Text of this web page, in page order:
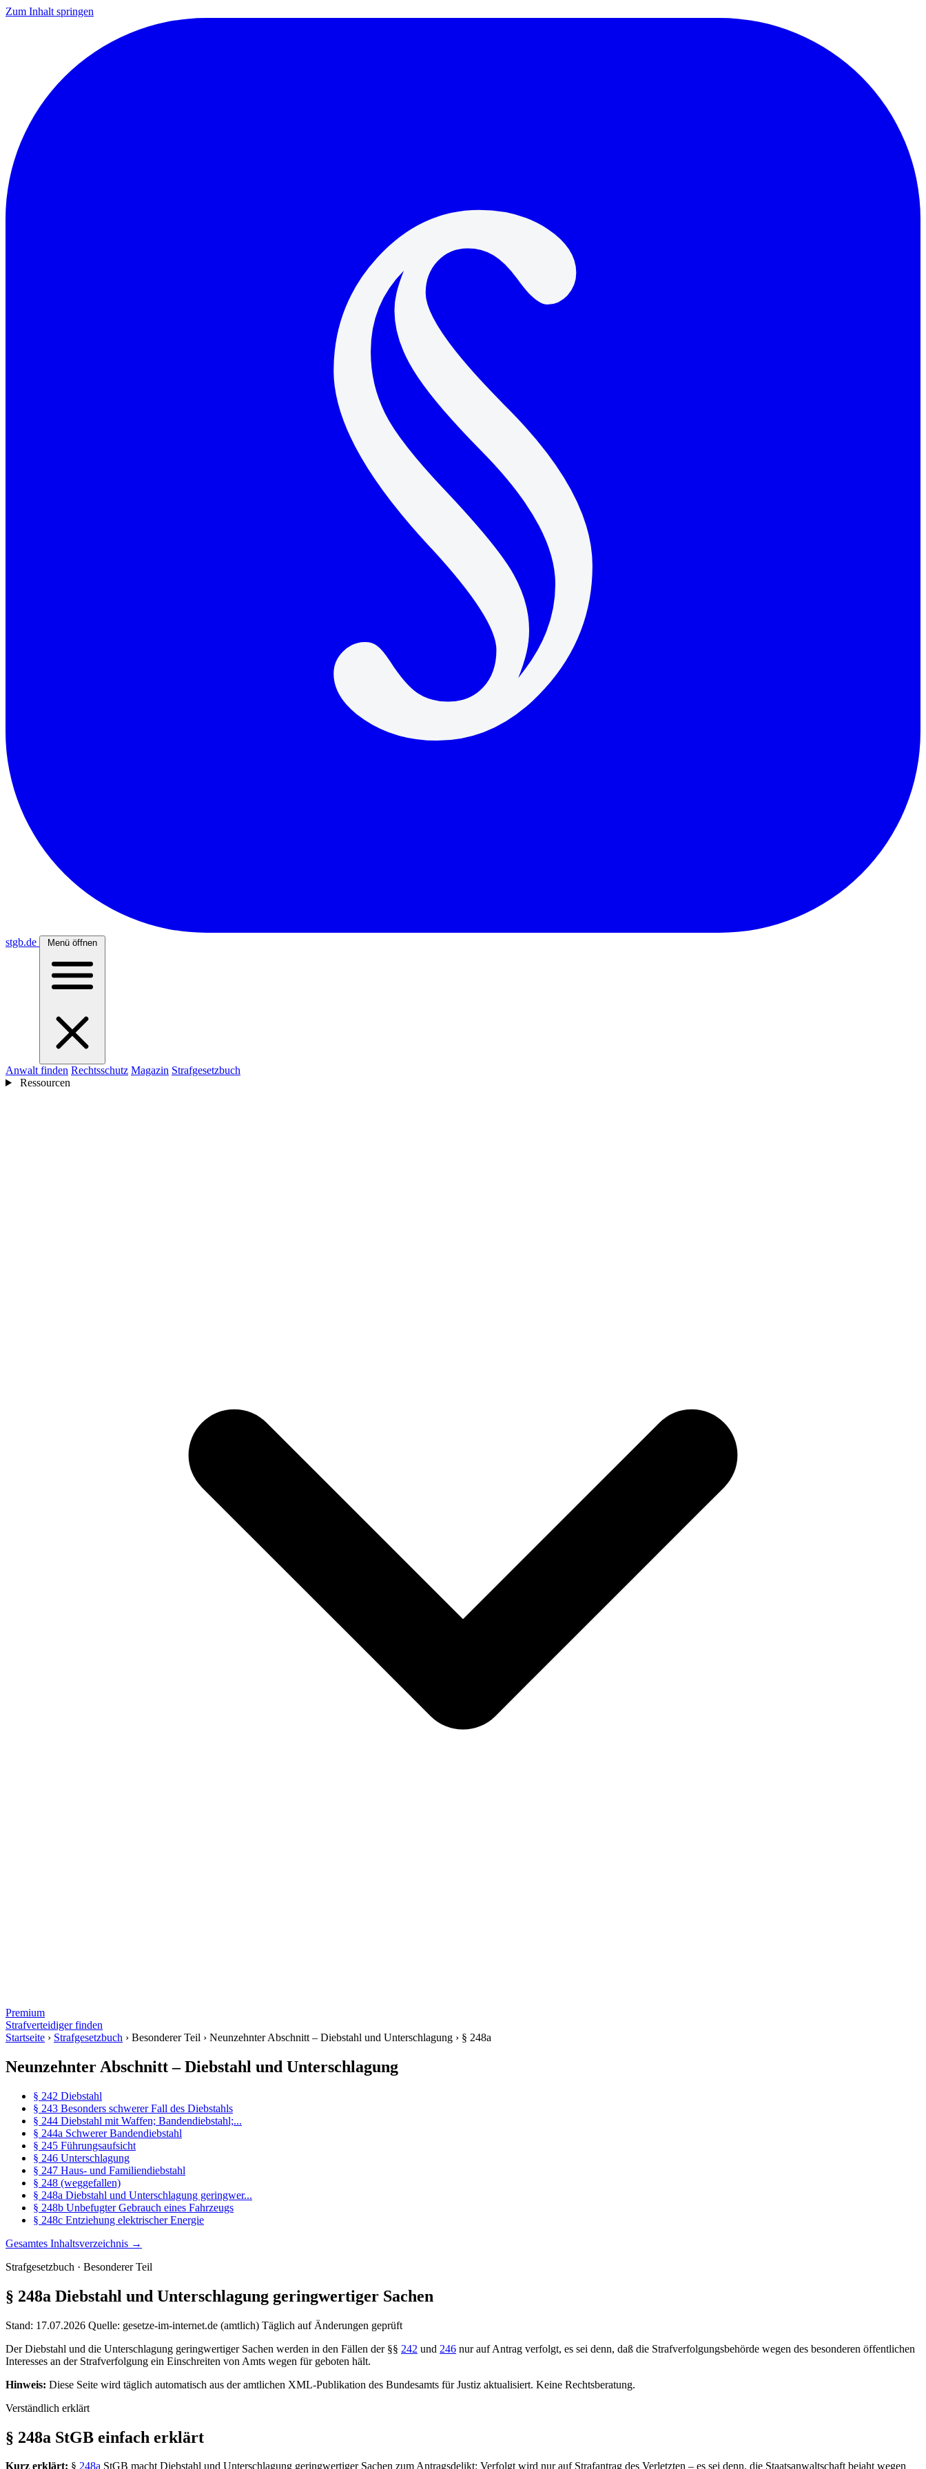
Zum Inhalt springen
stgb.de Menü öffnen
Anwalt finden Rechtsschutz Magazin Strafgesetzbuch
Ressourcen
Premium
Strafverteidiger finden
Startseite › Strafgesetzbuch › Besonderer Teil › Neunzehnter Abschnitt – Diebstahl und Unterschlagung › § 248a
Neunzehnter Abschnitt – Diebstahl und Unterschlagung
§ 242 Diebstahl
§ 243 Besonders schwerer Fall des Diebstahls
§ 244 Diebstahl mit Waffen; Bandendiebstahl;...
§ 244a Schwerer Bandendiebstahl
§ 245 Führungsaufsicht
§ 246 Unterschlagung
§ 247 Haus- und Familiendiebstahl
§ 248 (weggefallen)
§ 248a Diebstahl und Unterschlagung geringwer...
§ 248b Unbefugter Gebrauch eines Fahrzeugs
§ 248c Entziehung elektrischer Energie
Gesamtes Inhaltsverzeichnis →
Strafgesetzbuch · Besonderer Teil
§ 248a Diebstahl und Unterschlagung geringwertiger Sachen
Stand: 17.07.2026 Quelle: gesetze-im-internet.de (amtlich) Täglich auf Änderungen geprüft
Der Diebstahl und die Unterschlagung geringwertiger Sachen werden in den Fällen der §§ 242 und 246 nur auf Antrag verfolgt, es sei denn, daß die Strafverfolgungsbehörde wegen des besonderen öffentlichen
Interesses an der Strafverfolgung ein Einschreiten von Amts wegen für geboten hält.
Hinweis: Diese Seite wird täglich automatisch aus der amtlichen XML-Publikation des Bundesamts für Justiz aktualisiert. Keine Rechtsberatung.
Verständlich erklärt
§ 248a StGB einfach erklärt
Kurz erklärt: § 248a StGB macht Diebstahl und Unterschlagung geringwertiger Sachen zum Antragsdelikt: Verfolgt wird nur auf Strafantrag des Verletzten – es sei denn, die Staatsanwaltschaft bejaht wegen